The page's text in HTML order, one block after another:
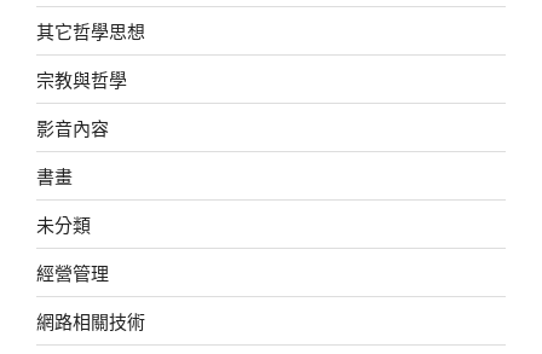
其它哲學思想
宗教與哲學
影音內容
書畫
未分類
經營管理
網路相關技術